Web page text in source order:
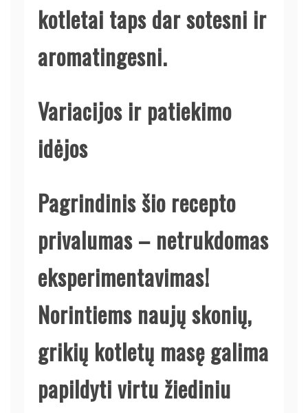
kotletai taps dar sotesni ir
aromatingesni.
Variacijos ir patiekimo
idėjos
Pagrindinis šio recepto
privalumas – netrukdomas
eksperimentavimas!
Norintiems naujų skonių,
grikių kotletų masę galima
papildyti virtu žiediniu